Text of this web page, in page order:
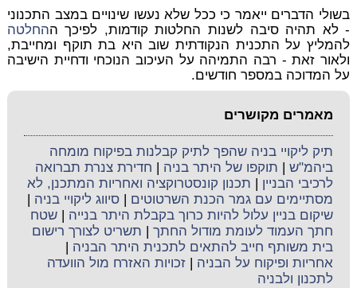
בשולי הדברים ייאמר כי ככל שלא נעשו שינויים במצב התכנוני
- לא תהיה סיבה לשנות החלטות קודמות, לפיכך ההחלטה
להמליץ על התכנית הנקודתית שוב היא בת תוקף ומחייבת,
ולאור זאת - רבה התמיהה על העיכוב הנוכחי ודחיית הישיבה
על המדוכה במספר חודשים.
מאמרים מקושרים
תיק ליקויי בניה שהפך לתיק קבלנות בפיקוח מומחה
ביהמ"ש
תוקפו של היתר בניה
חדירת צנרת תברואה
לרכיבי הבניין
תכנון קונסטרוקציה ואחריות המתכנן, לא
מסתיימים עם גמר הכנת השרטוטים |סיווג ליקויי בניה
שיקום בניין עלול להיות כרוך בקבלת היתר בנייה |שטח
חתך העמוד לעומת מודול החתך
תשריט לצורך רישום
בית משותף חייב להתאים לתכנית היתר הבניה
אחריות ופיקוח על הבניה |זכויות האזרח מול הוועדה
לתכנון ולבניה